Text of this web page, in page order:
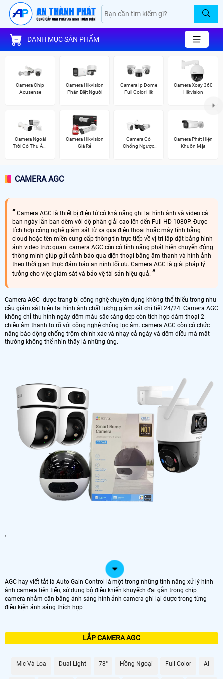
DANH MỤC SẢN PHẨM
Camera Chip
Acusense
Camera Hikvision
Phân Biệt Người
Camera Ip Dome
Full Color Hik
Camera Xoay 360
Hikvision
Camera Ngoài
Trời Có Thu Âm
Camera Hikvision
Giá Rẻ
Camera Có
Chống Ngược
Camera Phát Hiện
Khuôn Mặt
CAMERA AGC
Camera AGC là thiết bị điện tử có khả năng ghi lại hình ảnh và video cả
ban ngày lẫn ban đêm với độ phân giải cao lên đến Full HD 1080P. Được
tích hợp công nghệ giám sát từ xa qua điện thoại hoặc máy tính bằng
cloud hoặc tên miền cung cấp thông tin trực tiếp về vị trí lắp đặt bằng hình
ảnh video trực quan. camera AGC còn có tính năng phát hiện chuyển động
thông minh giúp gửi cảnh báo qua điện thoại bằng âm thanh và hình ảnh
theo thời gian thực đảm bảo an ninh tối ưu. Camera AGC là giải pháp lý
tưởng cho việc giám sát và bảo vệ tài sản hiệu quả.
Camera AGC được trang bị công nghệ chuyên dụng không thể thiếu trong nhu
cầu giám sát hiện tại hình ảnh chất lượng giám sát chi tiết 24/24. Camera AGC
không chỉ thu hình ngày đêm màu sắc sáng đẹp còn tích hợp đàm thoại 2
chiều âm thanh to rõ với công nghệ chống lọc âm. camera AGC còn có chức
năng báo động chống trộm chính xác và nhạy cả ngày và đêm điều mà mắt
thường không thể nhìn thấy là những ứng.
'
AGC hay viết tắt là Auto Gain Control là một trong những tính năng xử lý hình
ảnh camera tiên tiến, sử dụng bộ điều khiển khuyếch đại gắn trong chip
camera nhằm cân bằng ánh sáng hình ảnh camera ghi lại được trong từng
điều kiện ánh sáng thích hợp
LẮP CAMERA AGC
Mic Và Loa Dual Light 78° Hồng Ngoại Full Color AI